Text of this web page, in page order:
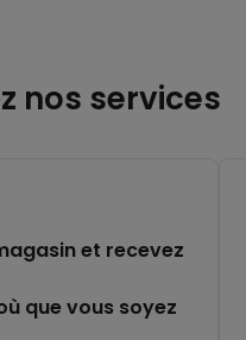
nos services
et recevez
que vous soyez